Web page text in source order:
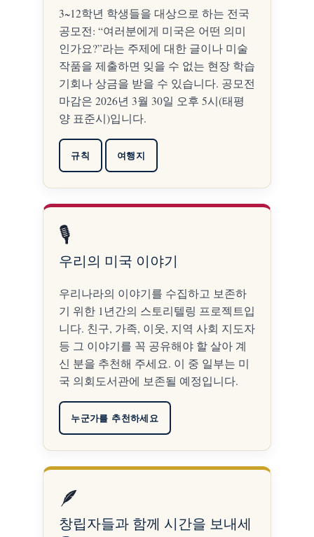
3~12학년 학생들을 대상으로 하는 전국
공모전: “여러분에게 미국은 어떤 의미
인가요?”라는 주제에 대한 글이나 미술
작품을 제출하면 잊을 수 없는 현장 학습
기회나 상금을 받을 수 있습니다. 공모전
마감은 2026년 3월 30일 오후 5시(태평
양 표준시)입니다.
규칙 여행지
🎙️
우리의 미국 이야기
우리나라의 이야기를 수집하고 보존하
기 위한 1년간의 스토리텔링 프로젝트입
니다. 친구, 가족, 이웃, 지역 사회 지도자
등 그 이야기를 꼭 공유해야 할 살아 계
신 분을 추천해 주세요. 이 중 일부는 미
국 의회도서관에 보존될 예정입니다.
누군가를 추천하세요
🪶
창립자들과 함께 시간을 보내세